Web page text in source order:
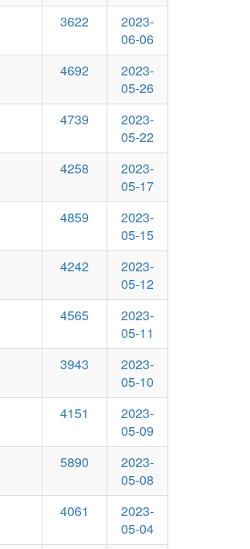
3622
2023-
06-06
4692
2023-
05-26
4739
2023-
05-22
4258
2023-
05-17
4859
2023-
05-15
4242
2023-
05-12
4565
2023-
05-11
3943
2023-
05-10
4151
2023-
05-09
5890
2023-
05-08
4061
2023-
05-04